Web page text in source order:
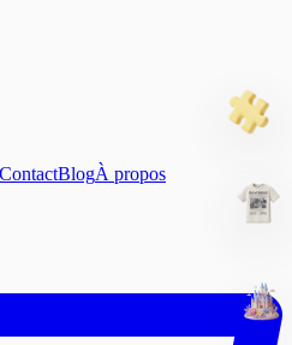
ContactBlogÀ propos